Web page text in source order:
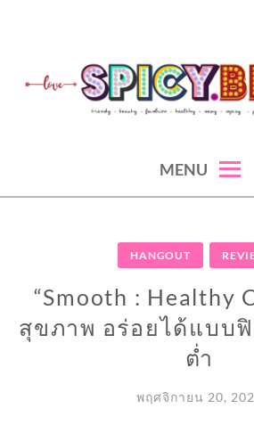
content
MENU
HANGOUT
“Smooth : Healthy
สุขภาพ อร่อยได้แบบ
ต่ำ
พฤศจิกายน 20,